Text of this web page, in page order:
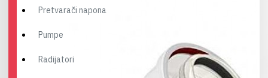
Pretvarači napona
Pumpe
Radijatori